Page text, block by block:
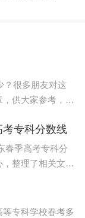
？很多朋友对这
供大家参考，一
。毕
专科分数线
春季高考专科分
整理了相关文
专科学校春考多